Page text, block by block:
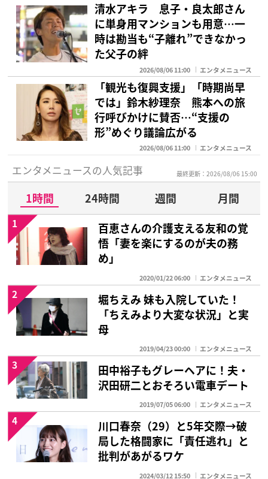
清水アキラ 息子・良太郎さん
に単身用マンションも用意…一
時は勘当も“子離れ”できなかっ
た父子の絆
2026/08/06 11:00 エンタメニュース
「観光も復興支援」「時期尚早
では」鈴木紗理奈 熊本への旅
行呼びかけに賛否…“支援の
形”めぐり議論広がる
2026/08/06 11:00 エンタメニュース
エンタメニュースの人気記事 最終更新：2026/08/06 15:00
1時間 24時間 週間
月間
百恵さんの介護支える友和の覚
悟「妻を楽にするのが夫の務
め」
2020/01/22 06:00 エンタメニュース
1
堀ちえみ 妹も入院していた！
「ちえみより大変な状況」と実
母
2019/04/23 00:00 エンタメニュース
2
田中裕子もグレーヘアに！夫・
沢田研二とおそろい電車デート
2019/07/05 06:00 エンタメニュース
3
川口春奈（29）と5年交際→破
局した格闘家に「責任逃れ」と
批判があがるワケ
2024/03/12 15:50 エンタメニュース
4